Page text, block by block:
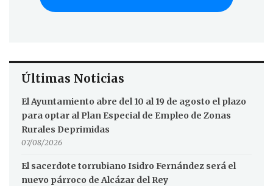
Últimas Noticias
El Ayuntamiento abre del 10 al 19 de agosto el plazo
para optar al Plan Especial de Empleo de Zonas
Rurales Deprimidas
07/08/2026
El sacerdote torrubiano Isidro Fernández será el
nuevo párroco de Alcázar del Rey